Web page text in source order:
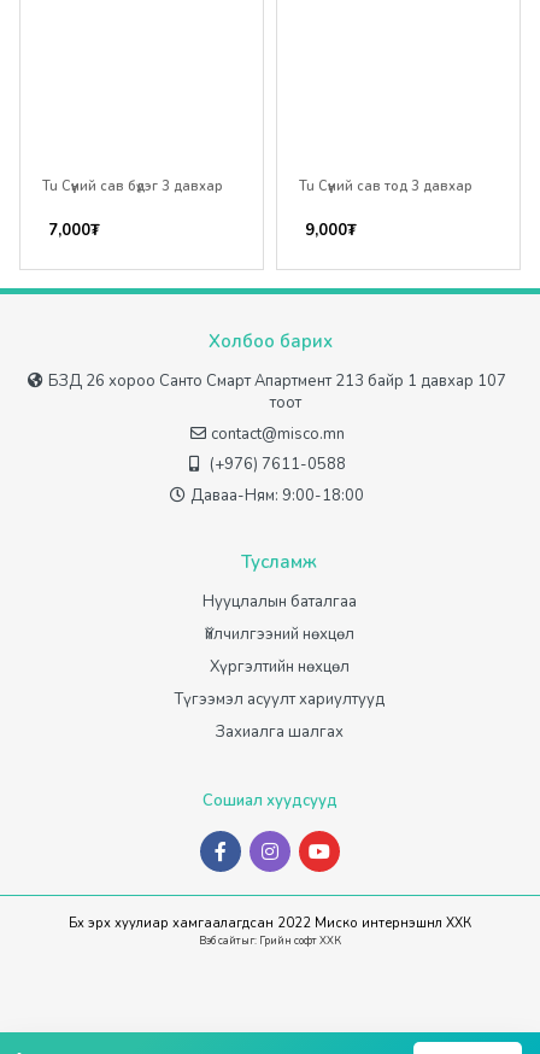
Tu Сүүний сав бүдэг 3 давхар
7,000₮
Tu Сүүний сав тод 3 давхар
9,000₮
Холбоо барих
БЗД 26 хороо Санто Смарт Апартмент 213 байр 1 давхар 107
тоот
contact@misco.mn
(+976) 7611-0588
Даваа-Ням: 9:00-18:00
Тусламж
Нууцлалын баталгаа
Үйлчилгээний нөхцөл
Хүргэлтийн нөхцөл
Түгээмэл асуулт хариултууд
Захиалга шалгах
Сошиал хуудсууд
Бүх эрх хуулиар хамгаалагдсан 2022 Миско интернэшнл ХХК
Вэб сайтыг: Грийн софт ХХК